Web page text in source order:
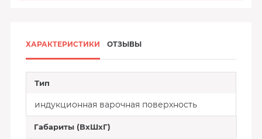
ХАРАКТЕРИСТИКИ ОТЗЫВЫ
Тип
индукционная варочная поверхность
Габариты (ВхШхГ)